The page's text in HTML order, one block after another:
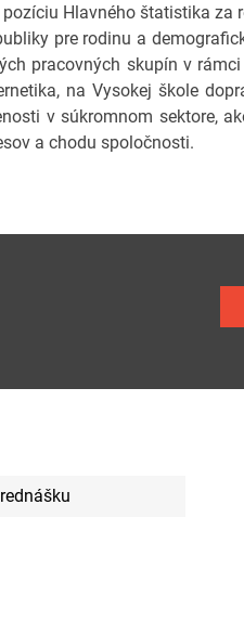
Hlavného štatistika za
pre rodinu a
pracovných skupín v
na Vysokej škole
v súkromnom sektore,
a chodu spoločnosti.